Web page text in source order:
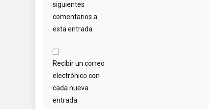
siguientes
comentarios a
esta entrada.
Recibir un correo
electrónico con
cada nueva
entrada.